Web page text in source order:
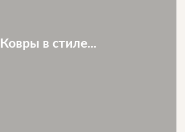
Ковры в стиле...